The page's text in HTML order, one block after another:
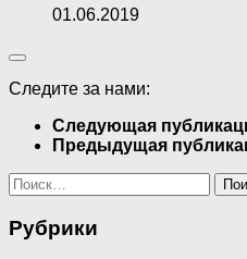
01.06.2019
Следите за нами:
Следующая
Предыдущая
Найти:
Рубрики